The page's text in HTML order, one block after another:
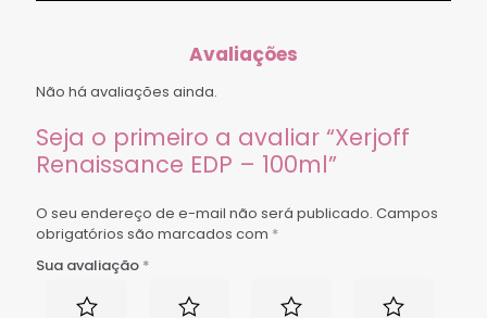
Avaliações
Não há avaliações ainda.
Seja o primeiro a avaliar “Xerjoff
Renaissance EDP – 100ml”
O seu endereço de e-mail não será publicado. Campos
obrigatórios são marcados com *
Sua avaliação *